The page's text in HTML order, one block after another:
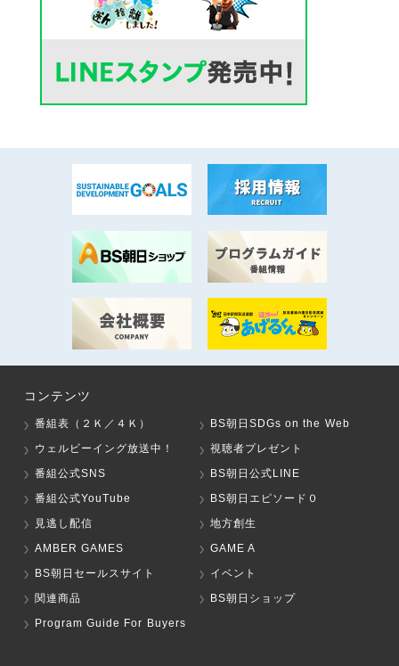
コンテンツ
番組表（２Ｋ／４Ｋ）
BS朝日SDGs on the Web
ウェルビーイング放送中！
視聴者プレゼント
番組公式SNS
BS朝日公式LINE
番組公式YouTube
BS朝日エピソード０
見逃し配信
地方創生
AMBER GAMES
GAME A
BS朝日セールスサイト
イベント
関連商品
BS朝日ショップ
Program Guide For Buyers